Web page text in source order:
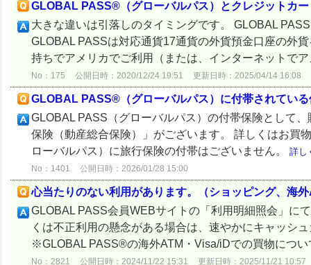
GLOBAL PASS®（グローバルパス）とクレジットカ
大きな違いは引落しのタイミングです。 GLOBAL
GLOBAL PASSは対応通貨17通貨の外貨預金口座の外
持ちでアメリカでご利用（または、インターネットで
No：175 公開日時：2020/12/24 19:51 更新日時：2025/04/14 16:08
GLOBAL PASS®（グローバルパス）に付帯されてい
GLOBAL PASS（グローバルパス）の付帯保険として
保険（動産総合保険）」がございます。 詳しくはお買
ローバルパス）に旅行保険の付帯はございません。 詳し
No：1401 公開日時：2026/01/28 15:00
心当たりのない利用があります。（ショッピング、海
GLOBAL PASS会員WEBサイトの「利用明細照会」に
くは不正利用の懸念がある場合は、速やかにキャッ
※GLOBAL PASS®の海外ATM・Visa/iDでの買物につ
No：2821 公開日時：2024/11/22 15:31 更新日時：2025/11/21 10:57